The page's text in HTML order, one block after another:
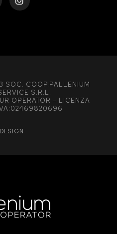
SOC. COOP.PALLENIUM
S.R.L.
OPERATOR – LICENZA